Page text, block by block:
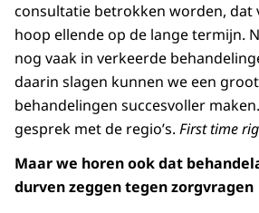
consultatie betrokken worden, dat
hoop ellende op de lange termijn.
nog vaak in verkeerde
daarin slagen kunnen we een
behandelingen succesvoller
gesprek met de regio’s. First time
Maar we horen ook dat
durven zeggen tegen zorgvragen